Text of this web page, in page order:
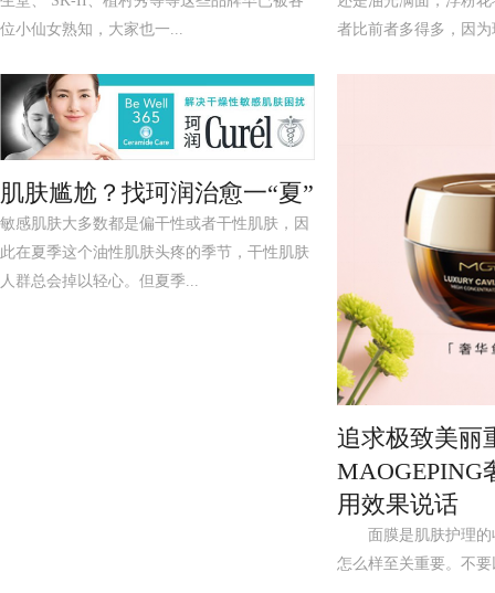
位小仙女熟知，大家也一...
者比前者多得多，因
肌肤尴尬？找珂润治愈一“夏”
敏感肌肤大多数都是偏干性或者干性肌肤，因
此在夏季这个油性肌肤头疼的季节，干性肌肤
人群总会掉以轻心。但夏季...
追求极致美丽
MAOGEPING
用效果说话
面膜是肌肤护理的
怎么样至关重要。不